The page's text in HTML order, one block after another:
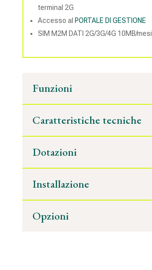
terminal 2G
Accesso al PORTALE DI GESTIONE
SIM M2M DATI 2G/3G/4G 10MB/mesi
Funzioni
Caratteristiche tecniche
Dotazioni
Installazione
Opzioni